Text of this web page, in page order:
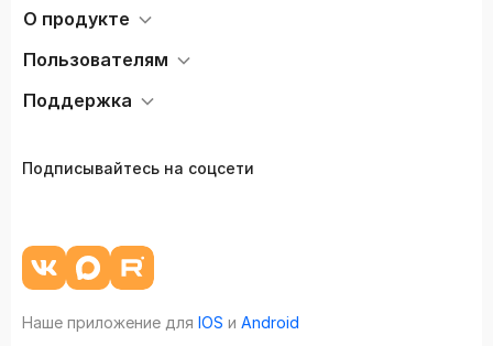
О продукте
Пользователям
Поддержка
Подписывайтесь на соцсети
Наше приложение для IOS и Android